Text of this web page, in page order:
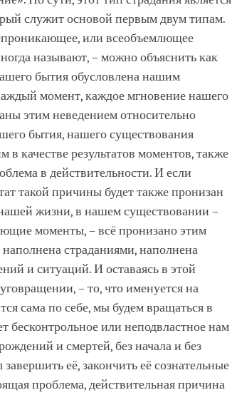
служит основой первым двум типам.
или всеобъемлющее
называют, – можно объяснить как
бытия обусловлена нашим
момент, каждое мгновение нашего
этим неведением относительно
бытия, нашего существования
качестве результатов моментов, также
в действительности. И если
такой причины будет также пронизан
жизни, в нашем существовании –
моменты, – всё пронизано этим
страданиями, наполнена
и ситуаций. И оставаясь в этой
– то, что именуется на
сама по себе, мы будем вращаться в
бесконтрольное или неподвластное нам
и смертей, без начала и без
её, закончить её сознательные
проблема, действительная причина